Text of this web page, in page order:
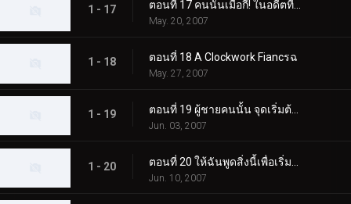
1 - 17 ตอนที่ 17 คนนั้นเมื่อกี้! ในอดีตที่ผ่านมา?
May. 20, 2007
1 - 18 ตอนที่ 18 A Clockwork Fiancรฉ
May. 27, 2007
1 - 19
Jun. 03, 2007
1 - 20
Jun. 10, 2007